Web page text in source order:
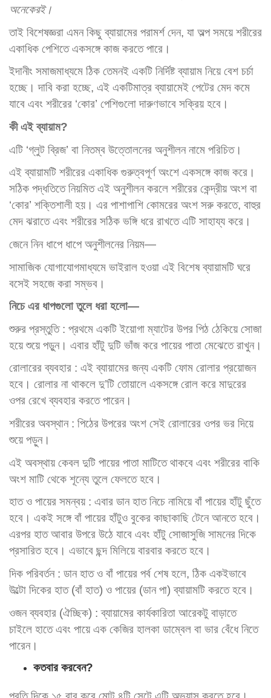
অনেকেরই।
তাই বিশেষজ্ঞরা এমন কিছু ব্যায়ামের পরামর্শ দেন, যা অল্প সময়ে শরীরের
একাধিক পেশিতে একসঙ্গে কাজ করতে পারে।
ইদানীং সমাজমাধ্যমে ঠিক তেমনই একটি নির্দিষ্ট ব্যায়াম নিয়ে বেশ চর্চা
হচ্ছে। দাবি করা হচ্ছে, এই একটিমাত্র ব্যায়ামেই পেটের মেদ কমে
যাবে এবং শরীরের ‘কোর’ পেশিগুলো দারুণভাবে সক্রিয় হবে।
কী এই ব্যায়াম?
এটি ‘গ্লুট ব্রিজ’ বা নিতম্ব উত্তোলনের অনুশীলন নামে পরিচিত।
এই ব্যায়ামটি শরীরের একাধিক গুরুত্বপূর্ণ অংশে একসঙ্গে কাজ করে।
সঠিক পদ্ধতিতে নিয়মিত এই অনুশীলন করলে শরীরের কেন্দ্রীয় অংশ বা
‘কোর’ শক্তিশালী হয়। এর পাশাপাশি কোমরের অংশ সরু করতে, বাহুর
মেদ ঝরাতে এবং শরীরের সঠিক ভঙ্গি ধরে রাখতে এটি সাহায্য করে।
জেনে নিন ধাপে ধাপে অনুশীলনের নিয়ম—
সামাজিক যোগাযোগমাধ্যমে ভাইরাল হওয়া এই বিশেষ ব্যায়ামটি ঘরে
বসেই সহজে করা সম্ভব।
নিচে এর ধাপগুলো তুলে ধরা হলো—
শুরুর প্রস্তুতি : প্রথমে একটি ইয়োগা ম্যাটের উপর পিঠ ঠেকিয়ে সোজা
হয়ে শুয়ে পড়ুন। এবার হাঁটু দুটি ভাঁজ করে পায়ের পাতা মেঝেতে রাখুন।
রোলারের ব্যবহার : এই ব্যায়ামের জন্য একটি ফোম রোলার প্রয়োজন
হবে। রোলার না থাকলে দু’টি তোয়ালে একসঙ্গে রোল করে মাদুরের
ওপর রেখে ব্যবহার করতে পারেন।
শরীরের অবস্থান : পিঠের উপরের অংশ সেই রোলারের ওপর ভর দিয়ে
শুয়ে পড়ুন।
এই অবস্থায় কেবল দুটি পায়ের পাতা মাটিতে থাকবে এবং শরীরের বাকি
অংশ মাটি থেকে শূন্যে তুলে ফেলতে হবে।
হাত ও পায়ের সমন্বয় : এবার ডান হাত নিচে নামিয়ে বাঁ পায়ের হাঁটু ছুঁতে
হবে। একই সঙ্গে বাঁ পায়ের হাঁটুও বুকের কাছাকাছি টেনে আনতে হবে।
এরপর হাত আবার উপরে উঠে যাবে এবং হাঁটু সোজাসুজি সামনের দিকে
প্রসারিত হবে। এভাবে ছন্দ মিলিয়ে বারবার করতে হবে।
দিক পরিবর্তন : ডান হাত ও বাঁ পায়ের পর্ব শেষ হলে, ঠিক একইভাবে
উল্টো দিকের হাত (বাঁ হাত) ও পায়ের (ডান পা) ব্যায়ামটি করতে হবে।
ওজন ব্যবহার (ঐচ্ছিক) : ব্যায়ামের কার্যকারিতা আরেকটু বাড়াতে
চাইলে হাতে এবং পায়ে এক কেজির হালকা ডাম্বেল বা ভার বেঁধে নিতে
পারেন।
কতবার করবেন?